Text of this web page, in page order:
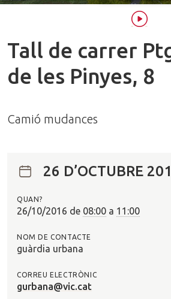
Tall de carrer
de les Pinyes, 8
Camió mudances
26 D’OCTUBRE
QUAN?
26/10/2016 de 08:00 a 11:00
NOM DE CONTACTE
guàrdia urbana
CORREU ELECTRÒNIC
gurbana@vic.cat